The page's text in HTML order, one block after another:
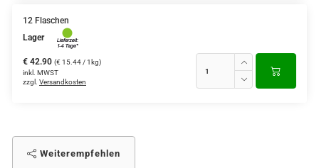
12 Flaschen
Lager
€ 42.90 (€ 15.44 / 1kg)
inkl. MWST
zzgl. Versandkosten
Weiterempfehlen